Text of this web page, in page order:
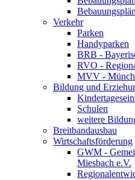
Verkehr
Parken
Handyparken
BRB -
RVO -
MVV -
Bildung und
Schulen
weitere
Breitbandausbau
Wirtschaftsförderung
GWM -
Miesbach e.V.